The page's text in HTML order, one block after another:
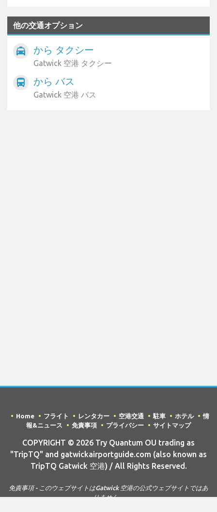
他の交通オプション
local_taxi から タクシー
Gatwick 空港 タクシー
directions_bus から バス
Gatwick 空港 バス
Home フライト レンタカー 空港交通 駐車 ホテル
情
報&ニュース
免責事項 プライバシー サイトマップ
COPYRIGHT © 2026 Try Quantum OU trading as
"TripTQ" and gatwickairportguide.com (also known as
TripTQ Gatwick 空港) / All Rights Reserved.
免責事項 - このウェブサイトはGatwick 空港の公式ウェブサイトではあ
りません。